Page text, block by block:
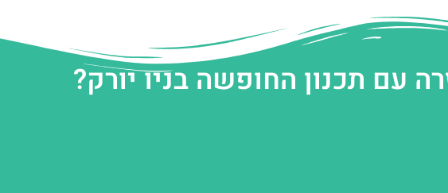
עם תכנון החופשה בניו יורק?